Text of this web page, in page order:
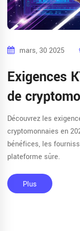
mars, 30 2025
Exigences
de
Découvrez les
cryptomonnaies en
bénéfices, les
plateforme sûre.
Plus